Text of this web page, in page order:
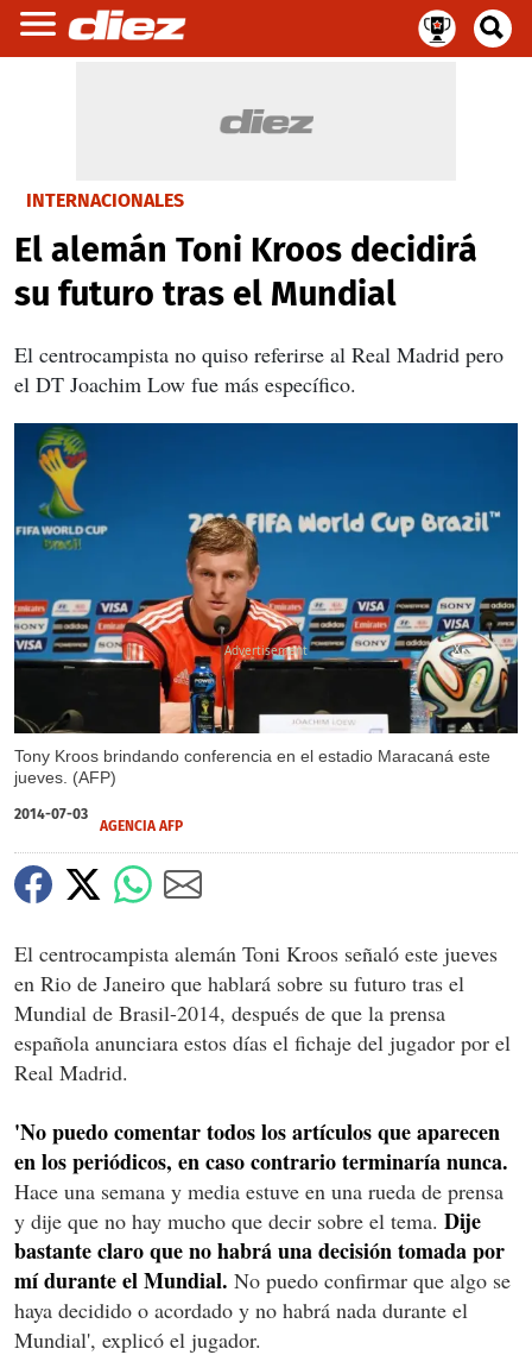
INTERNACIONALES
El alemán Toni Kroos decidirá
su futuro tras el Mundial
El centrocampista no quiso referirse al Real Madrid pero
el DT Joachim Low fue más específico.
Tony Kroos brindando conferencia en el estadio Maracaná este
jueves. (AFP)
X
2014-07-03
AGENCIA AFP
El centrocampista alemán Toni Kroos señaló este jueves
en Rio de Janeiro que hablará sobre su futuro tras el
Mundial de Brasil-2014, después de que la prensa
española anunciara estos días el fichaje del jugador por el
Real Madrid.
'No puedo comentar todos los artículos que aparecen
en los periódicos, en caso contrario terminaría nunca.
Hace una semana y media estuve en una rueda de prensa
y dije que no hay mucho que decir sobre el tema. Dije
bastante claro que no habrá una decisión tomada por
mí durante el Mundial. No puedo confirmar que algo se
haya decidido o acordado y no habrá nada durante el
Mundial', explicó el jugador.